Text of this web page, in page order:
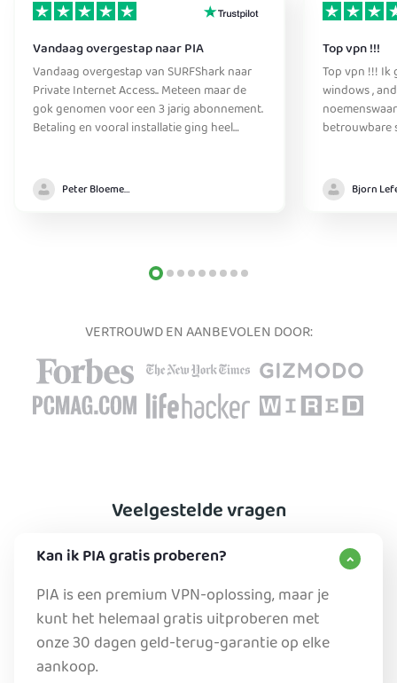
Vandaag overgestap naar PIA
Vandaag overgestap van SURFShark naar
Private Internet Access.. Meteen maar de
gok genomen voor een 3 jarig abonnement.
Betaling en vooral installatie ging heel
prima VPN aanbieder. Biedt genoeg
functionaliteit voor een hele goede prijs
Peter Bloemendaal
Top vpn !!!
Top vpn !!! Ik
windows ,
noemenswaardige
betrouwbare
antivirus
achtergrond
VERTROUWD EN AANBEVOLEN DOOR:
Veelgestelde vragen
Kan ik PIA gratis proberen?
PIA is een premium VPN-oplossing, maar je
kunt het helemaal gratis uitproberen met
onze 30 dagen geld-terug-garantie op elke
aankoop.